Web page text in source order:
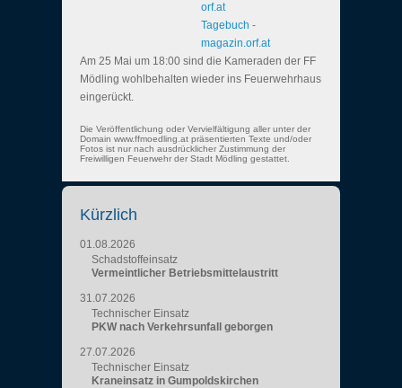
orf.at
Tagebuch -
magazin.orf.at
Am 25 Mai um 18:00 sind die Kameraden der FF
Mödling wohlbehalten wieder ins Feuerwehrhaus
eingerückt.
Die Veröffentlichung oder Vervielfältigung aller unter der
Domain www.ffmoedling.at präsentierten Texte und/oder
Fotos ist nur nach ausdrücklicher Zustimmung der
Freiwilligen Feuerwehr der Stadt Mödling gestattet.
Kürzlich
01.08.2026
Schadstoffeinsatz
Vermeintlicher Betriebsmittelaustritt
31.07.2026
Technischer Einsatz
PKW nach Verkehrsunfall geborgen
27.07.2026
Technischer Einsatz
Kraneinsatz in Gumpoldskirchen